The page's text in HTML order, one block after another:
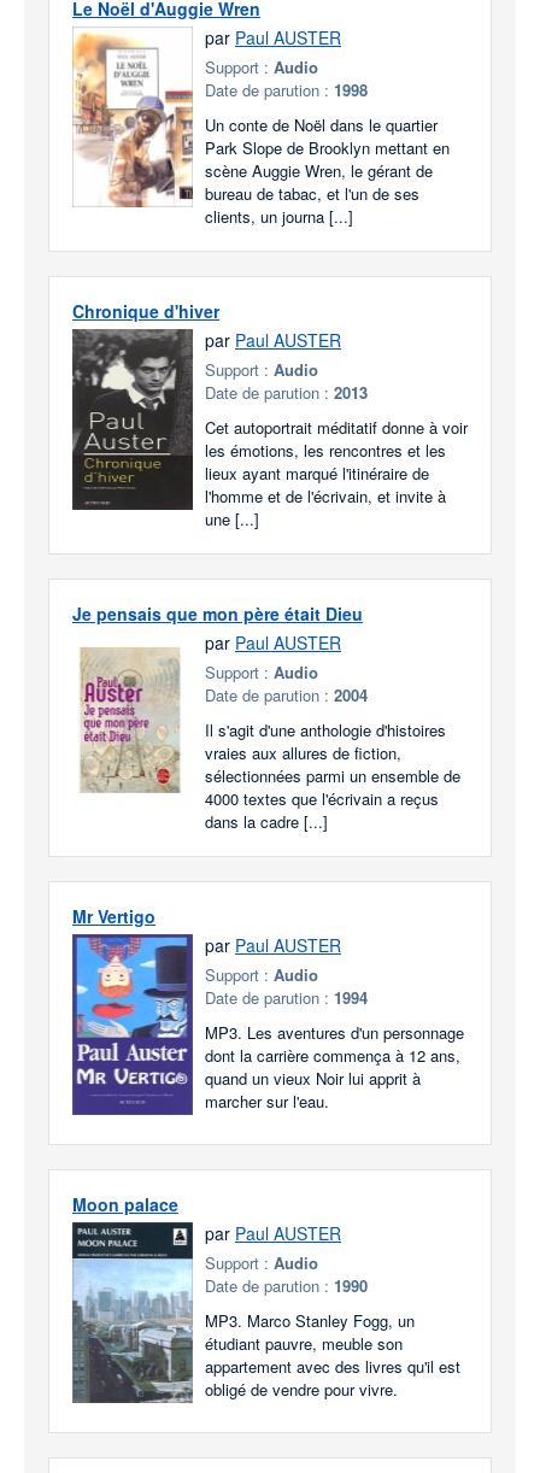
Le Noël d'Auggie Wren
par Paul AUSTER
Support : Audio
Date de parution : 1998
Un conte de Noël dans le quartier
Park Slope de Brooklyn mettant en
scène Auggie Wren, le gérant de
bureau de tabac, et l'un de ses
clients, un journa [...]
Chronique d'hiver
par Paul AUSTER
Support : Audio
Date de parution : 2013
Cet autoportrait méditatif donne à voir
les émotions, les rencontres et les
lieux ayant marqué l'itinéraire de
l'homme et de l'écrivain, et invite à
une [...]
Je pensais que mon père était Dieu
par Paul AUSTER
Support : Audio
Date de parution : 2004
Il s'agit d'une anthologie d'histoires
vraies aux allures de fiction,
sélectionnées parmi un ensemble de
4000 textes que l'écrivain a reçus
dans la cadre [...]
Mr Vertigo
par Paul AUSTER
Support : Audio
Date de parution : 1994
MP3. Les aventures d'un personnage
dont la carrière commença à 12 ans,
quand un vieux Noir lui apprit à
marcher sur l'eau.
Moon palace
par Paul AUSTER
Support : Audio
Date de parution : 1990
MP3. Marco Stanley Fogg, un
étudiant pauvre, meuble son
appartement avec des livres qu'il est
obligé de vendre pour vivre.